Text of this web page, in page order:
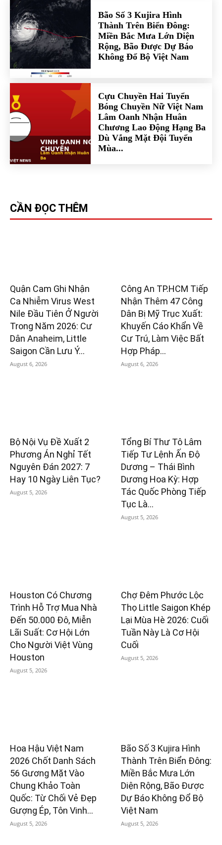
Bão Số 3 Kujira Hình
Thành Trên Biển Đông:
Miền Bắc Mưa Lớn Diện
Rộng, Bão Được Dự Báo
Không Đổ Bộ Việt Nam
Cựu Chuyền Hai Tuyển
Bóng Chuyền Nữ Việt Nam
Lâm Oanh Nhận Huân
Chương Lao Động Hạng Ba
Dù Vắng Mặt Đội Tuyển
Mùa...
CẦN ĐỌC THÊM
Quận Cam Ghi Nhận
Ca Nhiễm Virus West
Nile Đầu Tiên Ở Người
Trong Năm 2026: Cư
Dân Anaheim, Little
Saigon Cần Lưu Ý...
August 6, 2026
Công An TP.HCM Tiếp
Nhận Thêm 47 Công
Dân Bị Mỹ Trục Xuất:
Khuyến Cáo Khẩn Về
Cư Trú, Làm Việc Bất
Hợp Pháp...
August 6, 2026
Bộ Nội Vụ Đề Xuất 2
Phương Án Nghỉ Tết
Nguyên Đán 2027: 7
Hay 10 Ngày Liên Tục?
August 5, 2026
Tổng Bí Thư Tô Lâm
Tiếp Tư Lệnh Ấn Độ
Dương – Thái Bình
Dương Hoa Kỳ: Hợp
Tác Quốc Phòng Tiếp
Tục Là...
August 5, 2026
Houston Có Chương
Trình Hỗ Trợ Mua Nhà
Đến 50.000 Đô, Miễn
Lãi Suất: Cơ Hội Lớn
Cho Người Việt Vùng
Houston
August 5, 2026
Chợ Đêm Phước Lộc
Thọ Little Saigon Khép
Lại Mùa Hè 2026: Cuối
Tuần Này Là Cơ Hội
Cuối
August 5, 2026
Hoa Hậu Việt Nam
2026 Chốt Danh Sách
56 Gương Mặt Vào
Chung Khảo Toàn
Quốc: Từ Chối Vẻ Đẹp
Gượng Ép, Tôn Vinh...
August 5, 2026
Bão Số 3 Kujira Hình
Thành Trên Biển Đông:
Miền Bắc Mưa Lớn
Diện Rộng, Bão Được
Dự Báo Không Đổ Bộ
Việt Nam
August 5, 2026